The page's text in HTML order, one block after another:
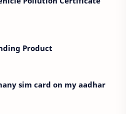
Product
sim card on my aadhar